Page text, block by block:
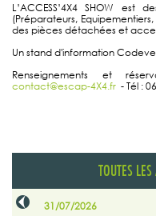
L’ACCESS’4X4 SHOW est
(Préparateurs,
des pièces détachées et
Un stand d'information
Renseignements et
contact@escap-4X4.fr - Tél :
TOUTES
31/07/2026